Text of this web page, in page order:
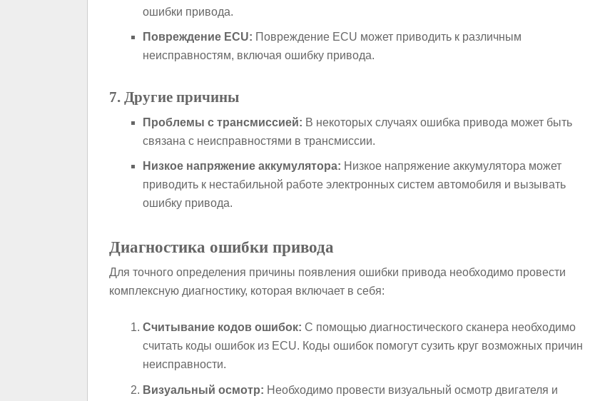
ошибки привода.
Повреждение ECU: Повреждение ECU может приводить к различным
неисправностям, включая ошибку привода.
7. Другие причины
Проблемы с трансмиссией: В некоторых случаях ошибка привода может быть
связана с неисправностями в трансмиссии.
Низкое напряжение аккумулятора: Низкое напряжение аккумулятора может
приводить к нестабильной работе электронных систем автомобиля и вызывать
ошибку привода.
Диагностика ошибки привода
Для точного определения причины появления ошибки привода необходимо провести
комплексную диагностику, которая включает в себя:
Считывание кодов ошибок: С помощью диагностического сканера необходимо
считать коды ошибок из ECU. Коды ошибок помогут сузить круг возможных причин
неисправности.
Визуальный осмотр: Необходимо провести визуальный осмотр двигателя и